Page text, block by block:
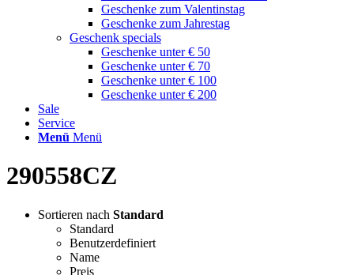
Geschenke zum Valentinstag
Geschenke zum Jahrestag
Geschenk specials
Geschenke unter € 50
Geschenke unter € 70
Geschenke unter € 100
Geschenke unter € 200
Sale
Service
Menü Menü
290558CZ
Sortieren nach Standard
Standard
Benutzerdefiniert
Name
Preis